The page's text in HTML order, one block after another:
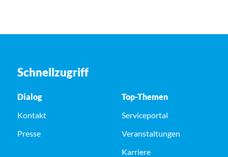
Schnellzugriff
Dialog
Kontakt
Presse
Top-Themen
Serviceportal
Veranstaltungen
Karriere